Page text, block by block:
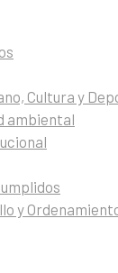
Cultura y
ambiental
y